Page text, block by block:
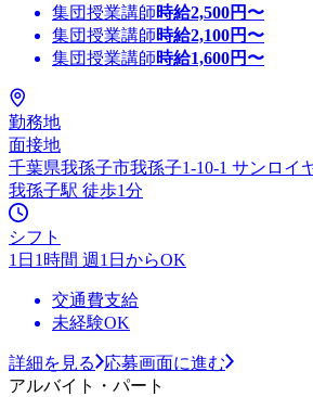
集団授業講師時給2,500円〜
集団授業講師時給2,100円〜
集団授業講師時給1,600円〜
勤務地
面接地
千葉県我孫子市我孫子1-10-1 サンロイ
我孫子駅 徒歩1分
シフト
1日1時間 週1日からOK
交通費支給
未経験OK
詳細を見る
応募画面に進む
アルバイト・パート